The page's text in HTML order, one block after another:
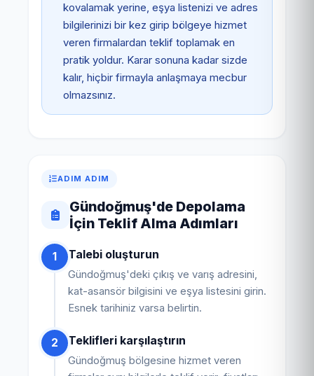
kovalamak yerine, eşya listenizi ve adres
bilgilerinizi bir kez girip bölgeye hizmet
veren firmalardan teklif toplamak en
pratik yoldur. Karar sonuna kadar sizde
kalır, hiçbir firmayla anlaşmaya mecbur
olmazsınız.
ADIM ADIM
Gündoğmuş'de Depolama
İçin Teklif Alma Adımları
1 Talebi oluşturun
Gündoğmuş'deki çıkış ve varış adresini,
kat-asansör bilgisini ve eşya listesini girin.
Esnek tarihiniz varsa belirtin.
2 Teklifleri karşılaştırın
Gündoğmuş bölgesine hizmet veren